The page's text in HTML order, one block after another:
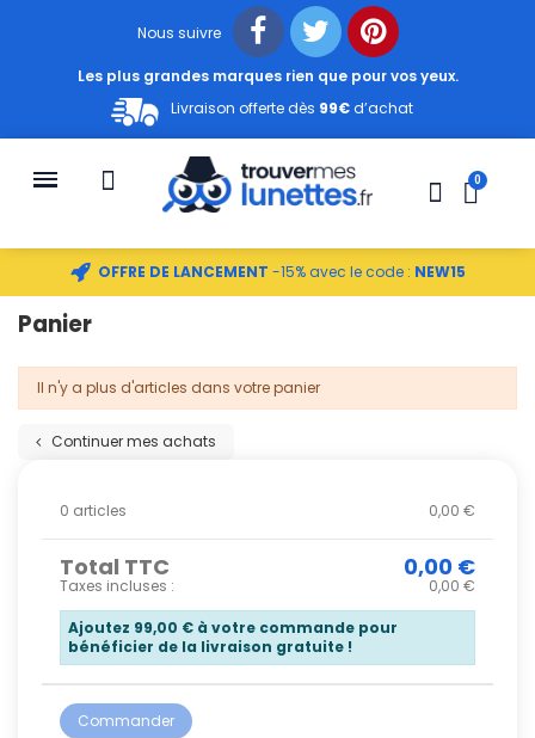
Nous suivre
Les plus grandes marques rien que pour vos yeux.
Livraison offerte dès 99€d’achat
OFFRE DE LANCEMENT -15% avec le code : NEW15
Panier
Il n'y a plus d'articles dans votre panier
Continuer mes achats
0 articles 0,00 €
Total TTC 0,00 €
Taxes incluses : 0,00 €
Ajoutez 99,00 € à votre commande pour
bénéficier de la livraison gratuite !
Commander